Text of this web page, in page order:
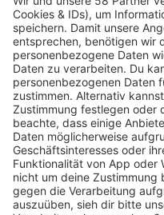
Gunther Dillersberger über
Alpy.com und die Zukunft
des Skiverleihs: Komfort
ist das neue Premium